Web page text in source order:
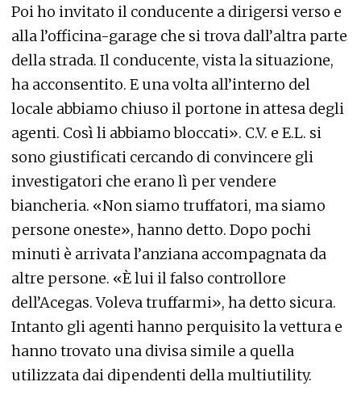
Poi ho invitato il conducente a dirigersi verso e
alla l’officina-garage che si trova dall’altra parte
della strada. Il conducente, vista la situazione,
ha acconsentito. E una volta all’interno del
locale abbiamo chiuso il portone in attesa degli
agenti. Così li abbiamo bloccati». C.V. e E.L. si
sono giustificati cercando di convincere gli
investigatori che erano lì per vendere
biancheria. «Non siamo truffatori, ma siamo
persone oneste», hanno detto. Dopo pochi
minuti è arrivata l’anziana accompagnata da
altre persone. «È lui il falso controllore
dell’Acegas. Voleva truffarmi», ha detto sicura.
Intanto gli agenti hanno perquisito la vettura e
hanno trovato una divisa simile a quella
utilizzata dai dipendenti della multiutility.